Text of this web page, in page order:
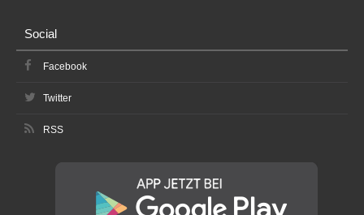
Social
Facebook
Twitter
RSS